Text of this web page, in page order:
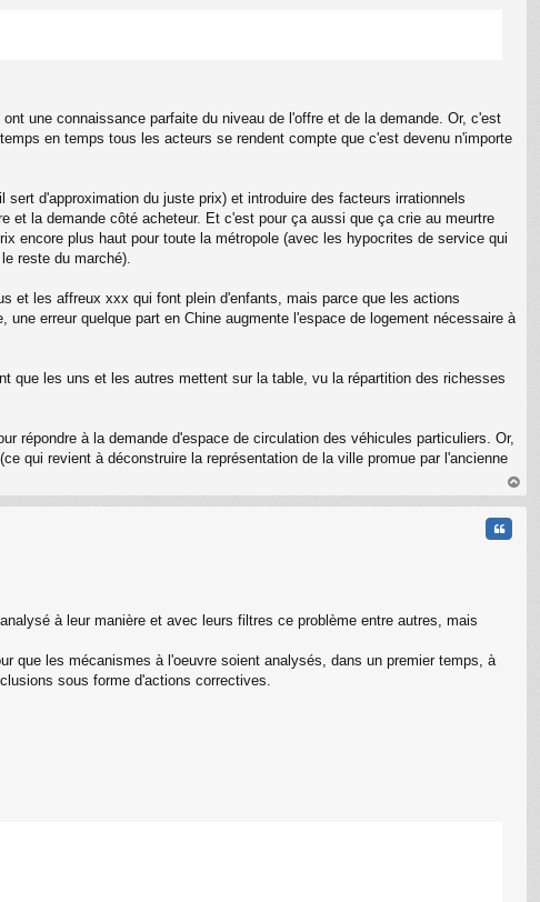
une connaissance parfaite du niveau de l'offre et de la demande. Or, c'est
en temps tous les acteurs se rendent compte que c'est devenu n'importe
d'approximation du juste prix) et introduire des facteurs irrationnels
et la demande côté acheteur. Et c'est pour ça aussi que ça crie au meurtre
encore plus haut pour toute la métropole (avec les hypocrites de service qui
reste du marché).
et les affreux xxx qui font plein d'enfants, mais parce que les actions
erreur quelque part en Chine augmente l'espace de logement nécessaire à
que les uns et les autres mettent sur la table, vu la répartition des richesses
répondre à la demande d'espace de circulation des véhicules particuliers. Or,
qui revient à déconstruire la représentation de la ville promue par l'ancienne
au
à leur manière et avec leurs filtres ce problème entre autres, mais
que les mécanismes à l'oeuvre soient analysés, dans un premier temps, à
sous forme d'actions correctives.